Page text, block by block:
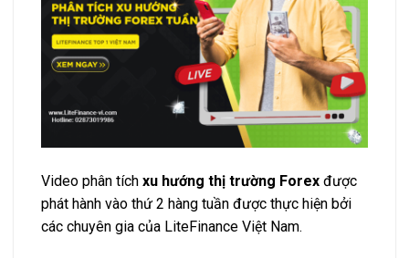
Video phân tích xu hướng thị trường Forex được
phát hành vào thứ 2 hàng tuần được thực hiện bởi
các chuyên gia của LiteFinance Việt Nam.